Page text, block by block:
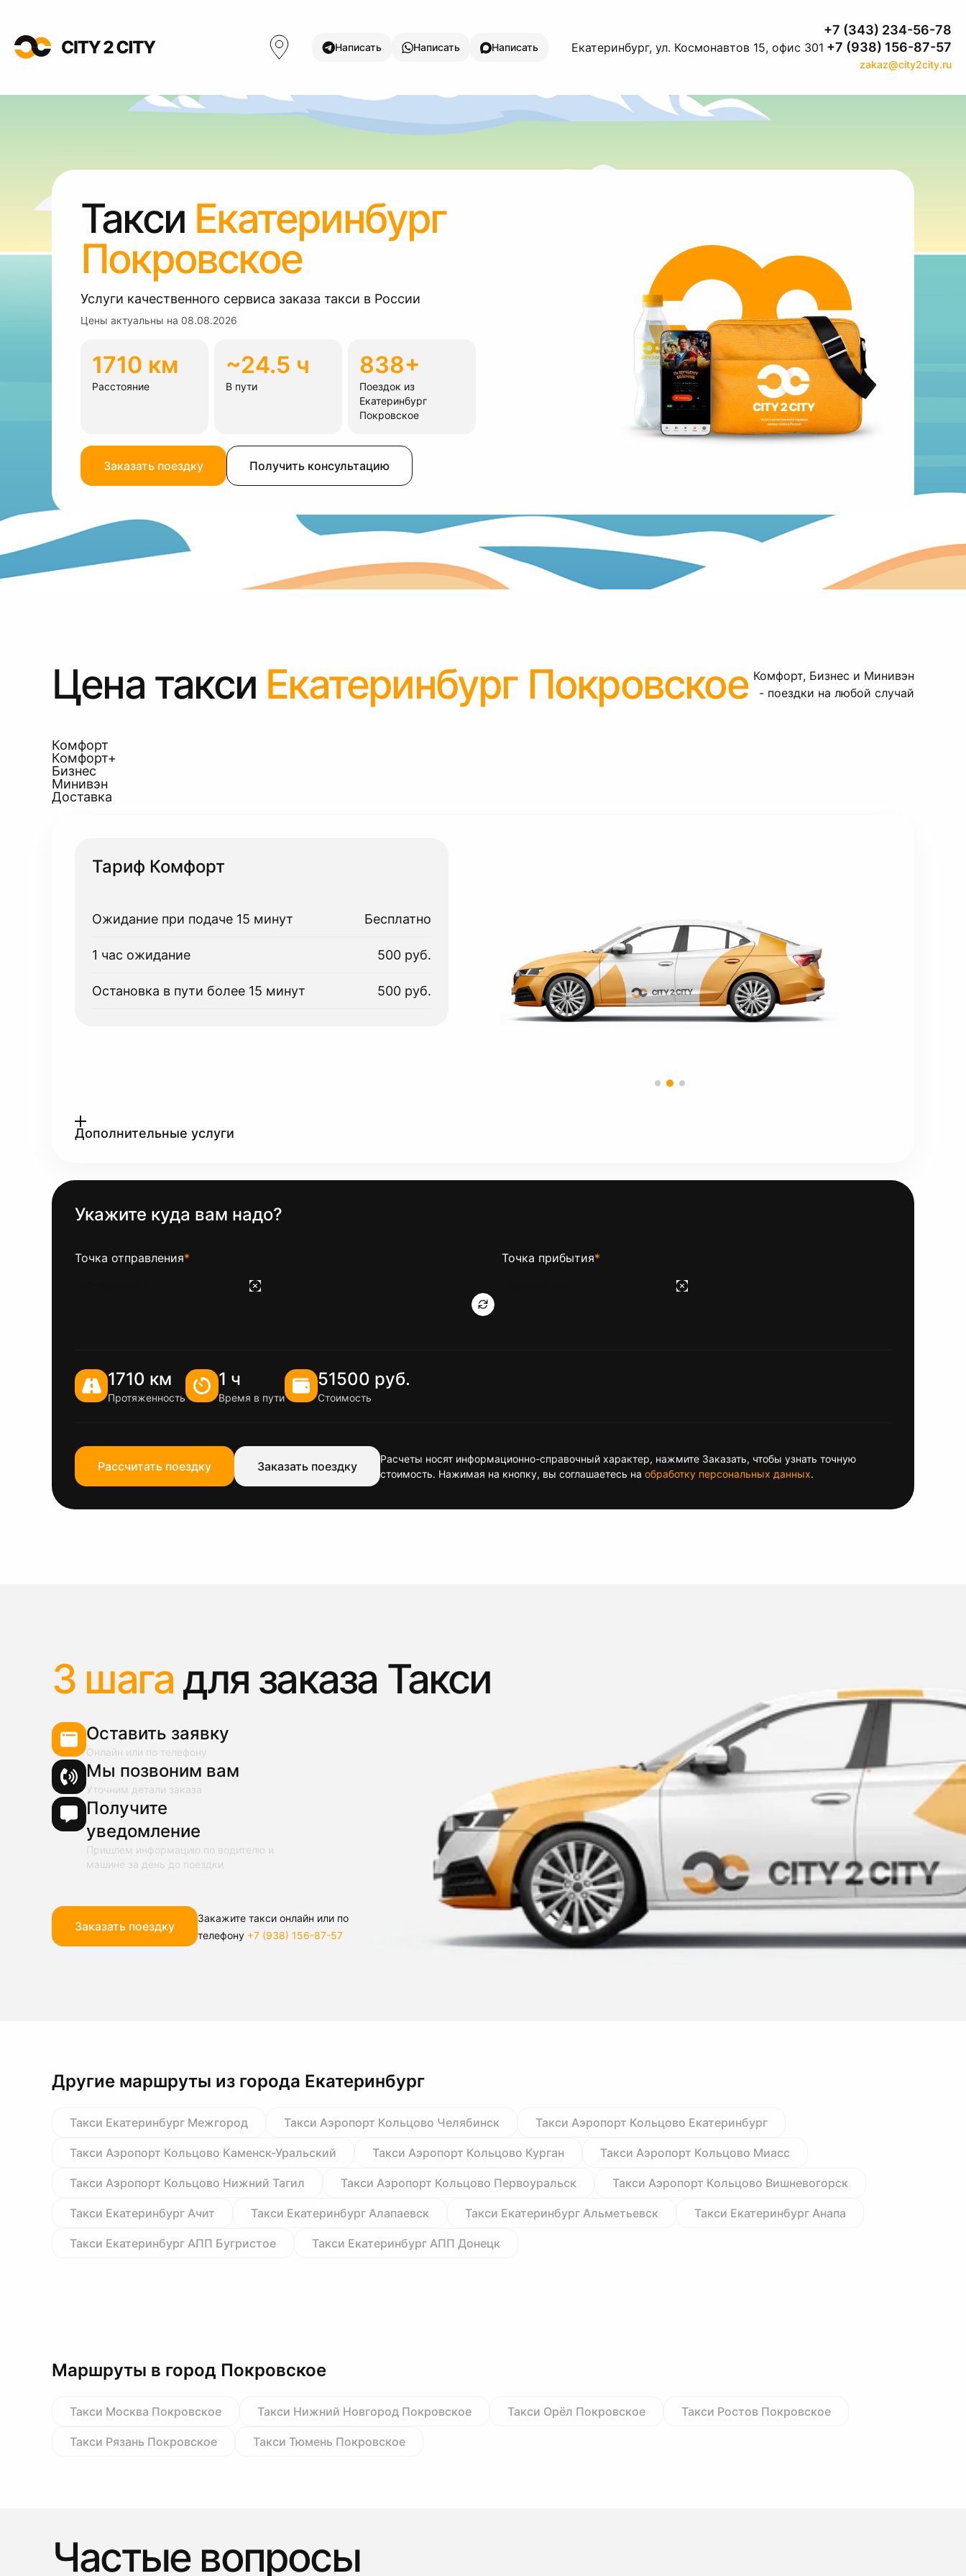
Написать Написать Написать Екатеринбург, ул. Космонавтов 15, офис 301
+7 (343) 234-56-78
+7 (938) 156-87-57
zakaz@city2city.ru
Такси Екатеринбург
Покровское
Услуги качественного сервиса заказа такси в России
Цены актуальны на 08.08.2026
1710 км
Расстояние
~24.5 ч
В пути
838+
Поездок из
Екатеринбург
Покровское
Заказать поездку Получить консультацию
Цена такси Екатеринбург Покровское Комфорт, Бизнес и Минивэн
- поездки на любой случай
Комфорт
Комфорт+
Бизнес
Минивэн
Доставка
Тариф Комфорт
Ожидание при подаче 15 минут Бесплатно
1 час ожидание 500 руб.
Остановка в пути более 15 минут 500 руб.
Дополнительные услуги
Укажите куда вам надо?
Точка отправления* Точка прибытия*
1710 км
Протяженность
1 ч
Время в пути
51500 руб.
Стоимость
Рассчитать поездку Заказать поездку
Расчеты носят информационно-справочный характер, нажмите Заказать, чтобы узнать точную
стоимость. Нажимая на кнопку, вы соглашаетесь на обработку персональных данных.
3 шага для заказа Такси
Оставить заявку
Онлайн или по телефону
Мы позвоним вам
Уточним детали заказа
Получите
уведомление
Пришлем информацию по водителю и
машине за день до поездки
Заказать поездку
Закажите такси онлайн или по
телефону +7 (938) 156-87-57
Другие маршруты из города Екатеринбург
Такси Екатеринбург Межгород Такси Аэропорт Кольцово Челябинск Такси Аэропорт Кольцово Екатеринбург
Такси Аэропорт Кольцово Каменск-Уральский Такси Аэропорт Кольцово Курган Такси Аэропорт Кольцово Миасс
Такси Аэропорт Кольцово Нижний Тагил Такси Аэропорт Кольцово Первоуральск Такси Аэропорт Кольцово Вишневогорск
Такси Екатеринбург Ачит Такси Екатеринбург Алапаевск Такси Екатеринбург Альметьевск Такси Екатеринбург Анапа
Такси Екатеринбург АПП Бугристое Такси Екатеринбург АПП Донецк
Маршруты в город Покровское
Такси Москва Покровское Такси Нижний Новгород Покровское Такси Орёл Покровское Такси Ростов Покровское
Такси Рязань Покровское Такси Тюмень Покровское
Частые вопросы